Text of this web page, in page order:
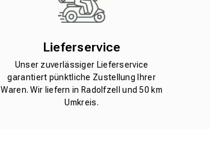
Lieferservice
Unser zuverlässiger Lieferservice
garantiert pünktliche Zustellung Ihrer
Waren. Wir liefern in Radolfzell und 50 km
Umkreis.